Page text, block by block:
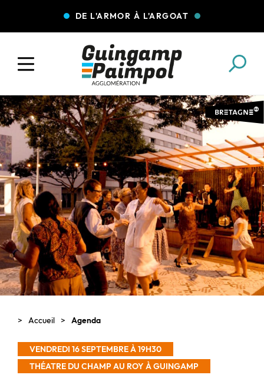
DE L'ARMOR À L'ARGOAT
COLLECTE DES DÉCHETS EAU ET ASSAINISSEMENT
ENFANCE JEUNESSE L'AGGLO' RECRUTE
ASSOCIATIONS PISCINES
Accueil Agenda
VENDREDI 16 SEPTEMBRE À 19H30
THÉATRE DU CHAMP AU ROY À GUINGAMP